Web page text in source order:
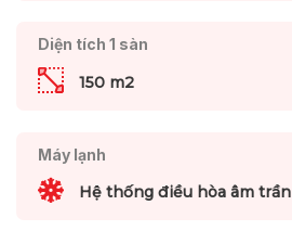
Diện tích 1 sàn
150 m2
Máy lạnh
Hệ thống điều hòa âm trần